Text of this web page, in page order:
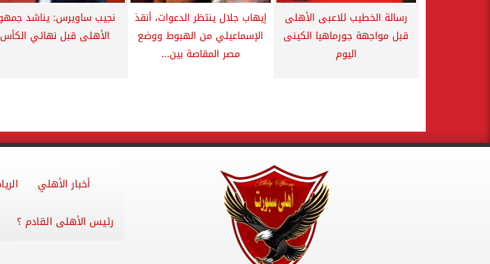
رسالة الخطيب للاعبى الأهلى
قبل مواجهة جورماهيا الكينى
اليوم
إيهاب جلال ينتظر الدعوات، أنقذ
الإسماعيلي من الهبوط ووضع
مصر المقاصة بين...
نجيب ساويرس: يناشد
الأهلى قبل نهائي الكأس
أخبار الأهلي
رئيس الأهلى القادم ؟